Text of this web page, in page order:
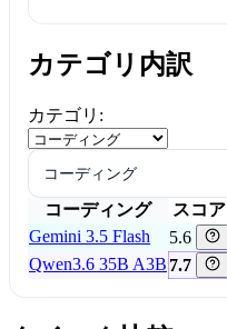
カテゴリ内訳
カテゴリ:
コーディング
コーディング スコア
Gemini 3.5 Flash
5.6
Qwen3.6 35B A3B 7.7